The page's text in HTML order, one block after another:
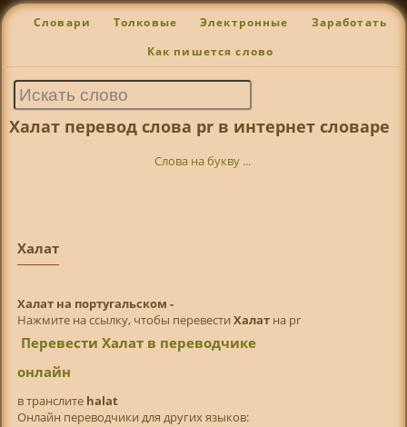
Словари Толковые Электронные Заработать
Как пишется слово
Халат перевод слова pr в интернет словаре
Слова на букву ...
Халат
Халат на португальском -
Нажмите на ссылку, чтобы перевести Халатна pr
Перевести Халат в переводчике
онлайн
в транслитe halat
Онлайн переводчики для других языков: